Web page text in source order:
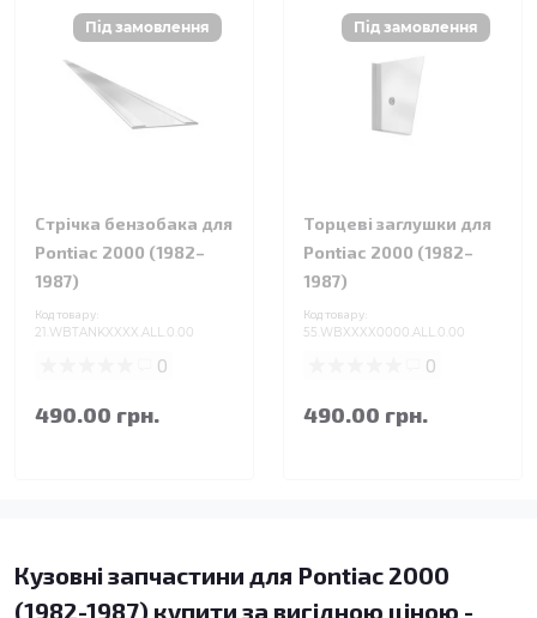
Стрічка бензобака для
Pontiac 2000 (1982–
1987)
Код товару:
21.WBTANKXXXX.ALL.0.00
0
490.00 грн.
Торцеві заглушки для
Pontiac 2000 (1982–
1987)
Код товару:
55.WBXXXX0000.ALL.0.00
0
490.00 грн.
Кузовні запчастини для Pontiac 2000
(1982-1987) купити за вигідною ціною -